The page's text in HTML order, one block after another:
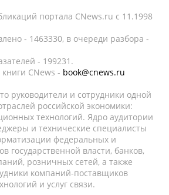
портала CNews.ru c 11.1998
- 1463330, в очереди разбора -
- 199231.
CNews - book@cnews.ru
руководители и сотрудники одной
российской экономики:
технологий. Ядро аудитории
и технические специалисты
федеральных и
государственной власти, банков,
розничных сетей, а также
компаний-поставщиков
и услуг связи.